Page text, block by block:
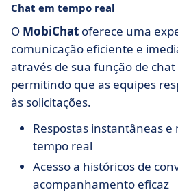
Chat em tempo real
O MobiChat oferece uma
comunicação eficiente e
através de sua função de
permitindo que as equipes
às solicitações.
Respostas instantâneas e
tempo real
Acesso a históricos de
acompanhamento eficaz